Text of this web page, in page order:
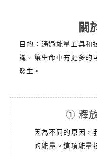
關
目的：通過能量工具和
識，讓生命中有更多的
發生。
① 釋
因為不同的原因，
的能量。這項能量